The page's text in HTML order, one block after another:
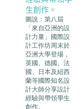
圖說：第八屆
「來自亞洲的設
計力量」國際設
計工作坊周末於
亞洲大學登場，
英國、德國、法
國、日本及紐西
蘭等國際知名設
計大師分享設計
經驗與帶領學生
創作。